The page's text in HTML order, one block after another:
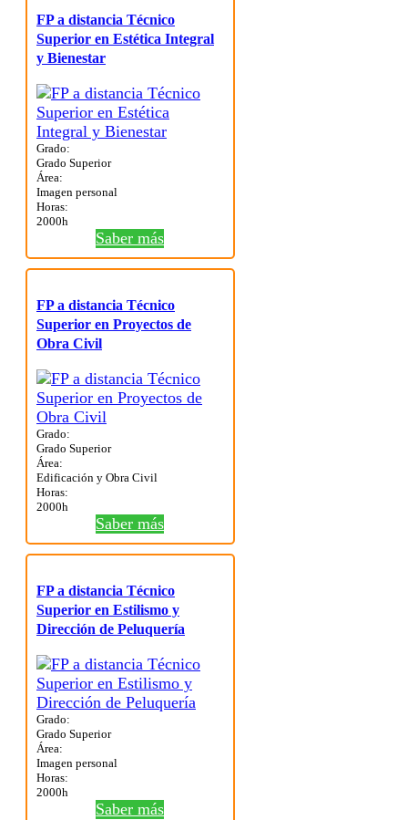
FP a distancia Técnico
Superior en Estética Integral
y Bienestar
Grado:
Grado Superior
Área:
Imagen personal
Horas:
2000h
Saber más
FP a distancia Técnico
Superior en Proyectos de
Obra Civil
Grado:
Grado Superior
Área:
Edificación y Obra Civil
Horas:
2000h
Saber más
FP a distancia Técnico
Superior en Estilismo y
Dirección de Peluquería
Grado:
Grado Superior
Área:
Imagen personal
Horas:
2000h
Saber más